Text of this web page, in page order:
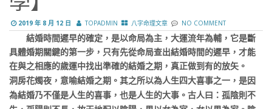
2019 年 8 月 12 日 TOPADMIN 八字命理文章 NO COMMENT
結婚時間遲早的確定，是以命局為主，大運流年為輔，它是斷
具體婚期關鍵的第一步，只有先從命局查出結婚時間的遲早，才能
在與之相應的歲運中找出準確的結婚之期，真正做到有的放矢。
洞房花燭夜，意喻結婚之期。其之所以為人生四大喜事之一，是因
為結婚乃不僅是人生的喜事，也是人生的大事。古人曰：孤陰則不